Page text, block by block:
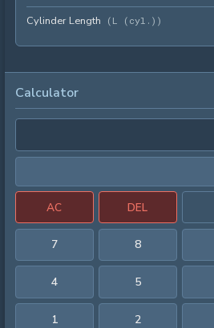
Cylinder Length ( L (cyl.) )
Calculator
AC DEL
7 8
4 5
1 2